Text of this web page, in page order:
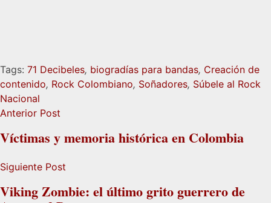
Tags: 71 Decibeles, biogradías para bandas, Creación de
contenido, Rock Colombiano, Soñadores, Súbele al Rock
Nacional
Anterior Post
Víctimas y memoria histórica en Colombia
Siguiente Post
Viking Zombie: el último grito guerrero de